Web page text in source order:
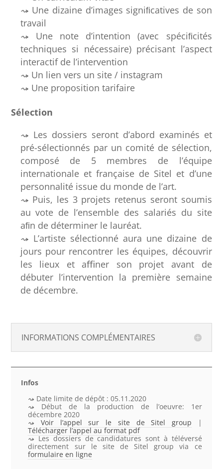
Une dizaine d’images signiﬁcatives de son
travail
Une note d’intention (avec spéciﬁcités
techniques si nécessaire) précisant l’aspect
interactif de l’intervention
Un lien vers un site / instagram
Une proposition tarifaire
Sélection
Les dossiers seront d’abord examinés et
pré-sélectionnés par un comité de sélection,
composé de 5 membres de l’équipe
internationale et française de Sitel et d’une
personnalité issue du monde de l’art.
Puis, les 3 projets retenus seront soumis
au vote de l’ensemble des salariés du site
aﬁn de déterminer le lauréat.
L’artiste sélectionné aura une dizaine de
jours pour rencontrer les équipes, découvrir
les lieux et aﬃner son projet avant de
débuter l’intervention la première semaine
de décembre.
INFORMATIONS COMPLÉMENTAIRES
Infos
Date limite de dépôt : 05.11.2020
Début de la production de l’oeuvre: 1er
décembre 2020
Voir l’appel sur le site de Sitel group |
Télécharger l’appel au format pdf
Les dossiers de candidatures sont à téléversé
directement sur le site de Sitel group via ce
formulaire en ligne